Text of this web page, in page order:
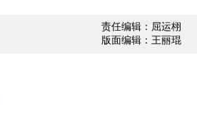
责任编辑：屈运栩
版面编辑：王丽琨